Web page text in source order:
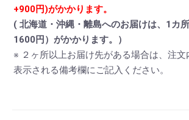
+900円)がかかります。
( 北海道・沖縄・離島へのお届けは、1カ
1600円）がかかります。）
※ ２ヶ所以上お届け先がある場合は、注
表示される備考欄にご記入ください。